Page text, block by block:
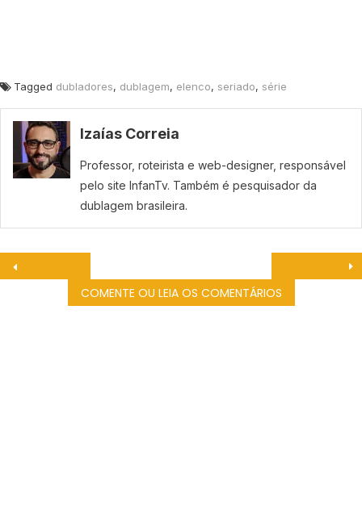
Tagged dubladores, dublagem, elenco, seriado, série
Izaías Correia
Professor, roteirista e web-designer, responsável
pelo site InfanTv. Também é pesquisador da
dublagem brasileira.
COMENTE OU LEIA OS COMENTÁRIOS